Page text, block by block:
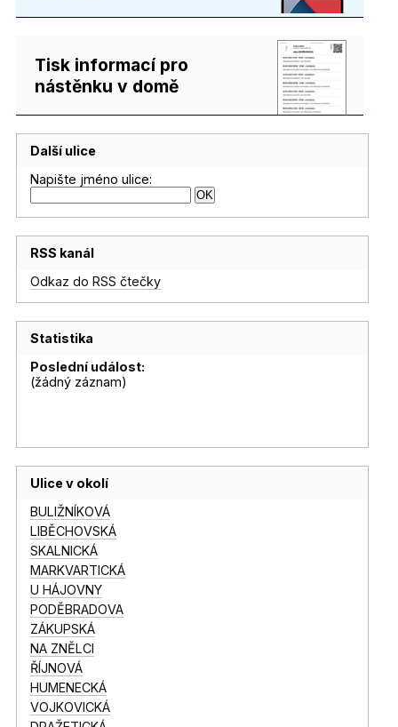
Tisk informací pro
nástěnku v domě
Další ulice
Napište jméno ulice:
RSS kanál
Odkaz do RSS čtečky
Statistika
Poslední událost:
(žádný záznam)
Ulice v okolí
BULIŽNÍKOVÁ
LIBĚCHOVSKÁ
SKALNICKÁ
MARKVARTICKÁ
U HÁJOVNY
PODĚBRADOVA
ZÁKUPSKÁ
NA ZNĚLCI
ŘÍJNOVÁ
HUMENECKÁ
VOJKOVICKÁ